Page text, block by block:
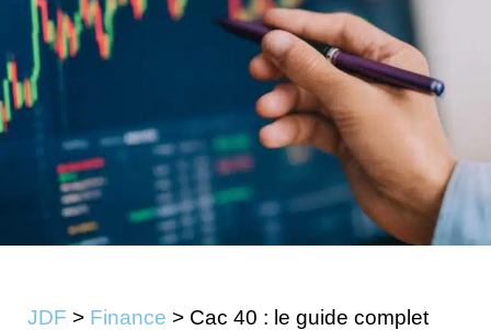
JDF > Finance > Cac 40 : le guide complet